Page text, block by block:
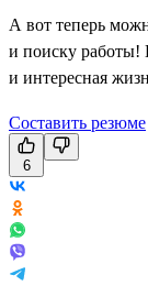
А вот теперь
и поиску работы!
и интересная
Составить резюме
6